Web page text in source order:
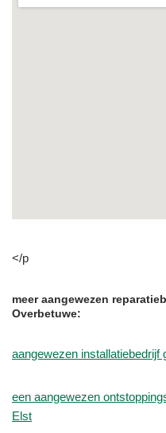
</p
meer aangewezen
Overbetuwe:
aangewezen
een aangewezen
Elst